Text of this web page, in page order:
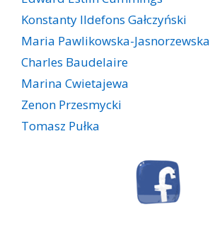
Konstanty Ildefons Gałczyński
Maria Pawlikowska-Jasnorzewska
Charles Baudelaire
Marina Cwietajewa
Zenon Przesmycki
Tomasz Pułka